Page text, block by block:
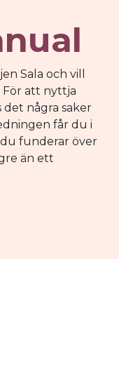
Sala och vill
För att nyttja
några saker
får du i
funderar över
än ett